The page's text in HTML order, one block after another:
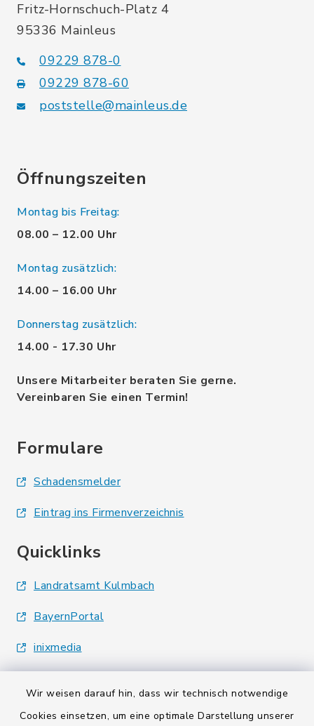
Wir weisen darauf hin, dass wir technisch notwendige
Cookies einsetzen, um eine optimale Darstellung unserer
Fritz-Hornschuch-Platz 4
95336 Mainleus
09229 878-0
09229 878-60
poststelle@mainleus.de
Öffnungszeiten
Montag bis Freitag:
08.00 – 12.00 Uhr
Montag zusätzlich:
14.00 – 16.00 Uhr
Donnerstag zusätzlich:
14.00 - 17.30 Uhr
Unsere Mitarbeiter beraten Sie gerne.
Vereinbaren Sie einen Termin!
Formulare
Schadensmelder
Eintrag ins Firmenverzeichnis
Quicklinks
Landratsamt Kulmbach
BayernPortal
inixmedia